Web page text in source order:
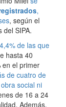
,
, según el
del SIPA.
de las que
hasta 40
en el primer
de cuatro de
social ni
de 16 a 24
Además,